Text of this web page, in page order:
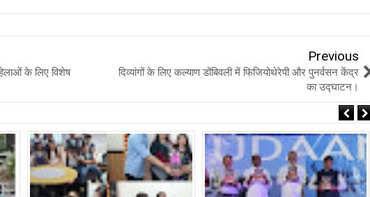
के लिए विशेष
Previous
दिव्यांगों के लिए कल्याण डोंबिवली में फिजियोथेरेपी और पुनर्वसन केंद्र
का उद्घाटन।